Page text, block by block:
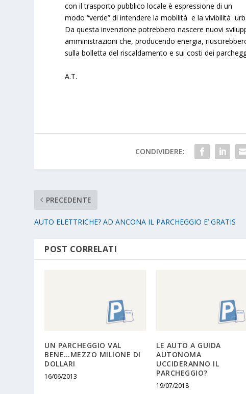
con il trasporto pubblico locale è espressione di un
modo “verde” di intendere la mobilità e la vivibilità
Da questa invenzione potrebbero nascere nuovi
amministrazioni che, producendo energia,
sulla bolletta del riscaldamento e sui costi dei
A.T.
CONDIVIDERE:
PRECEDENTE
AUTO ELETTRICHE? AD ANCONA IL PARCHEGGIO E’ GRATIS
POST CORRELATI
UN PARCHEGGIO VAL
BENE…MEZZO MILIONE DI
DOLLARI
16/06/2013
LE AUTO A GUIDA
AUTONOMA
UCCIDERANNO IL
PARCHEGGIO?
19/07/2018